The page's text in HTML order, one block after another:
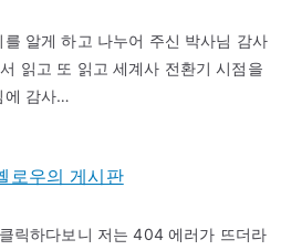
알게 하고 나누어 주신 박사님 감사
읽고 또 읽고 세계사 전환기 시점을
에 감사…
로우의 게시판
릭하다보니 저는 404 에러가 뜨더라